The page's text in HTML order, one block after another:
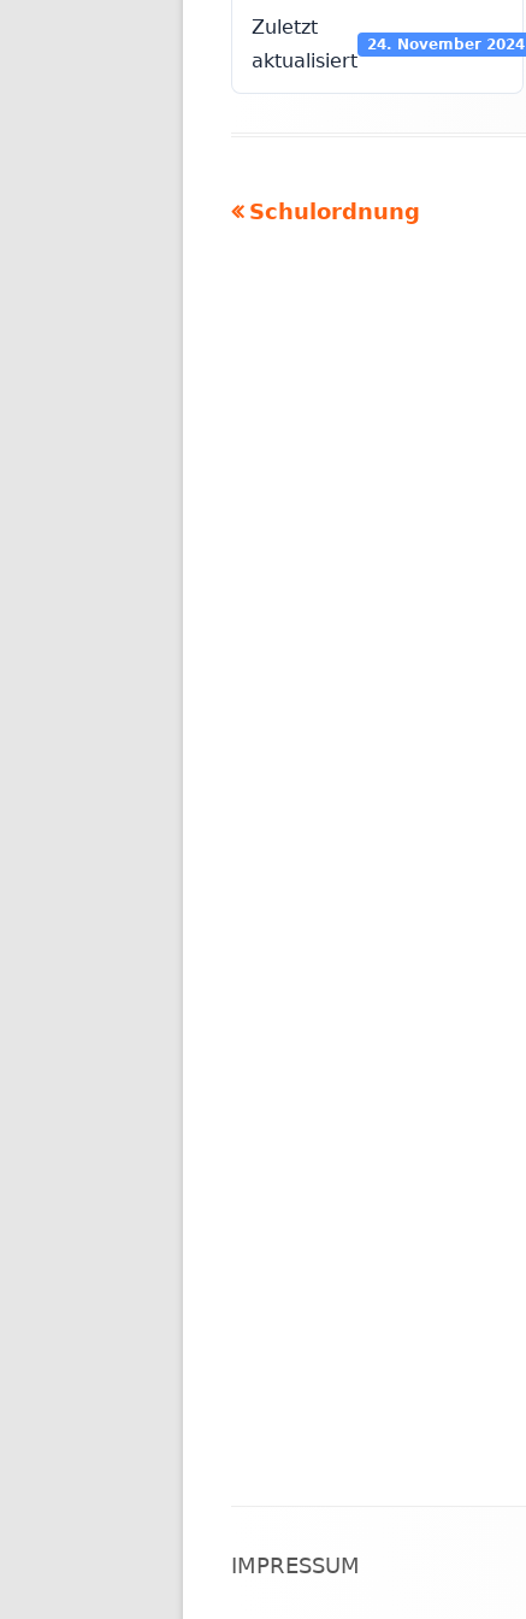
Zuletzt
aktualisiert
24. November 2024
Beitragsnavigation
Vorheriger
Schulordnung
Inhalt
IMPRESSUM